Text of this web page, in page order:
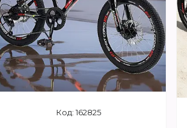
162825